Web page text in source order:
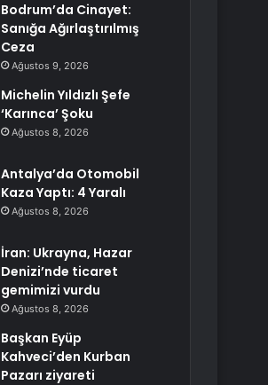
Bodrum’da Cinayet:
Sanığa Ağırlaştırılmış
Ceza
Ağustos 9, 2026
Michelin Yıldızlı Şefe
‘Karınca’ Şoku
Ağustos 8, 2026
Antalya’da Otomobil
Kaza Yaptı: 4 Yaralı
Ağustos 8, 2026
İran: Ukrayna, Hazar
Denizi’nde ticaret
gemimizi vurdu
Ağustos 8, 2026
Başkan Eyüp
Kahveci’den Kurban
Pazarı ziyareti